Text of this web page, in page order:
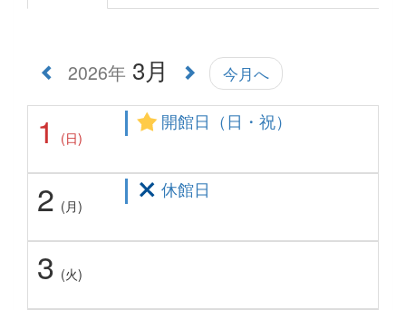
2026年 3月 今月へ
1 (日)
開館日（日・祝）
2 (月)
休館日
3 (火)